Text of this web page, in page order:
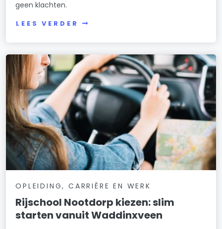
geen klachten.
LEES VERDER
OPLEIDING, CARRIÈRE EN WERK
Rijschool Nootdorp kiezen: slim
starten vanuit Waddinxveen